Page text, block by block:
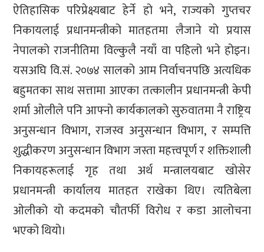
ऐतिहासिक परिप्रेक्ष्यबाट हेर्ने हो भने, राज्यको गुप्तचर
निकायलाई प्रधानमन्त्रीको मातहतमा लैजाने यो प्रयास
नेपालको राजनीतिमा विल्कुलै नयाँ वा पहिलो भने होइन।
यसअघि वि.सं. २०७४ सालको आम निर्वाचनपछि अत्यधिक
बहुमतका साथ सत्तामा आएका तत्कालीन प्रधानमन्त्री केपी
शर्मा ओलीले पनि आफ्नो कार्यकालको सुरुवातमा नै राष्ट्रिय
अनुसन्धान विभाग, राजस्व अनुसन्धान विभाग, र सम्पत्ति
शुद्धीकरण अनुसन्धान विभाग जस्ता महत्त्वपूर्ण र शक्तिशाली
निकायहरूलाई गृह तथा अर्थ मन्त्रालयबाट खोसेर
प्रधानमन्त्री कार्यालय मातहत राखेका थिए। त्यतिबेला
ओलीको यो कदमको चौतर्फी विरोध र कडा आलोचना
भएको थियो।